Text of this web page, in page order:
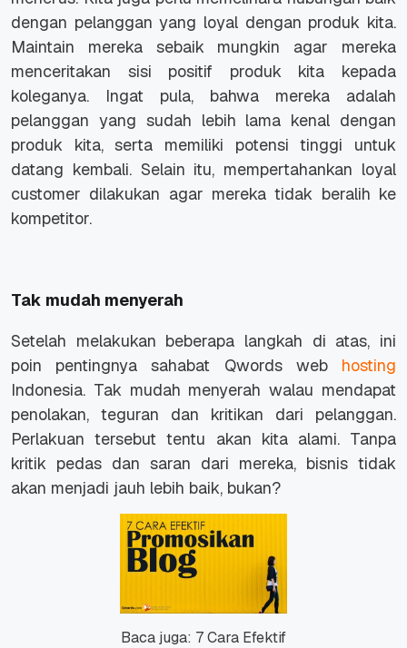
dengan pelanggan yang loyal dengan produk kita.
Maintain mereka sebaik mungkin agar mereka
menceritakan sisi positif produk kita kepada
koleganya. Ingat pula, bahwa mereka adalah
pelanggan yang sudah lebih lama kenal dengan
produk kita, serta memiliki potensi tinggi untuk
datang kembali. Selain itu, mempertahankan loyal
customer dilakukan agar mereka tidak beralih ke
kompetitor.
Tak mudah menyerah
Setelah melakukan beberapa langkah di atas, ini
poin pentingnya sahabat Qwords web hosting
Indonesia. Tak mudah menyerah walau mendapat
penolakan, teguran dan kritikan dari pelanggan.
Perlakuan tersebut tentu akan kita alami. Tanpa
kritik pedas dan saran dari mereka, bisnis tidak
akan menjadi jauh lebih baik, bukan?
Baca juga: 7 Cara Efektif